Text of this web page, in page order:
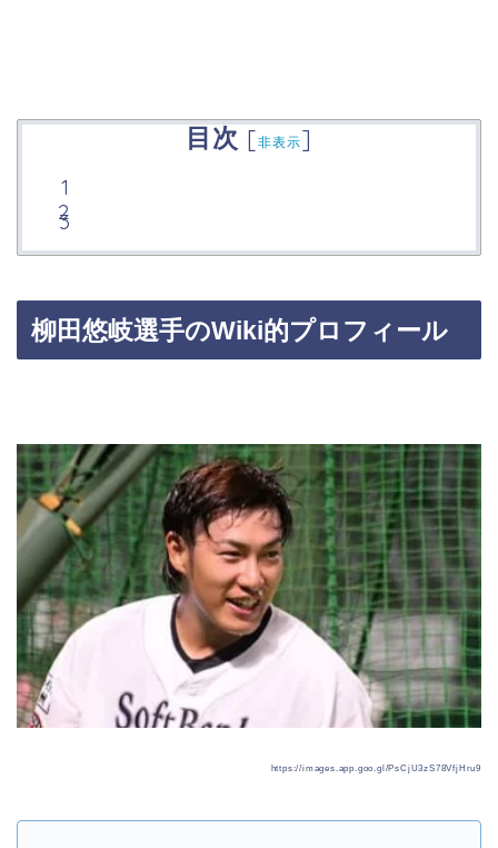
目次 [非表示]
柳田悠岐選手のWiki的プロフィール
https://images.app.goo.gl/PsCjU3zS78VfjHru9